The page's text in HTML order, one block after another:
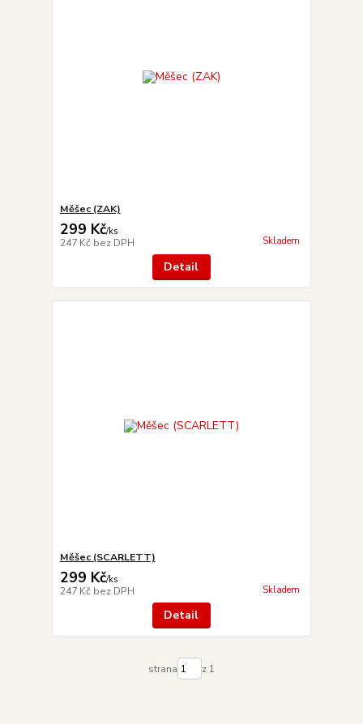
Měšec (ZAK)
299 Kč/ks
247 Kč bez DPH Skladem
Detail
Měšec (SCARLETT)
299 Kč/ks
247 Kč bez DPH Skladem
Detail
strana z 1